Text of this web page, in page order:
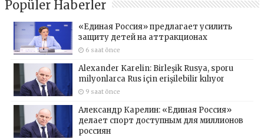
Popüler Haberler
«Единая Россия» предлагает усилить
защиту детей на аттракционах
6 saat önce
Alexander Karelin: Birleşik Rusya, sporu
milyonlarca Rus için erişilebilir kılıyor
9 saat önce
Александр Карелин: «Единая Россия»
делает спорт доступным для миллионов
россиян